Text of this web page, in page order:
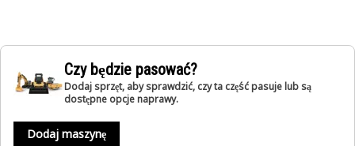
Czy będzie pasować?
Dodaj sprzęt, aby sprawdzić, czy ta część pasuje lub są
dostępne opcje naprawy.
Dodaj maszynę